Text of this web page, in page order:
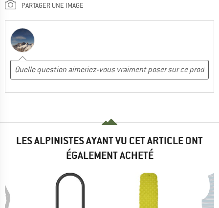
PARTAGER UNE IMAGE
LES ALPINISTES AYANT VU CET ARTICLE ONT
ÉGALEMENT ACHETÉ